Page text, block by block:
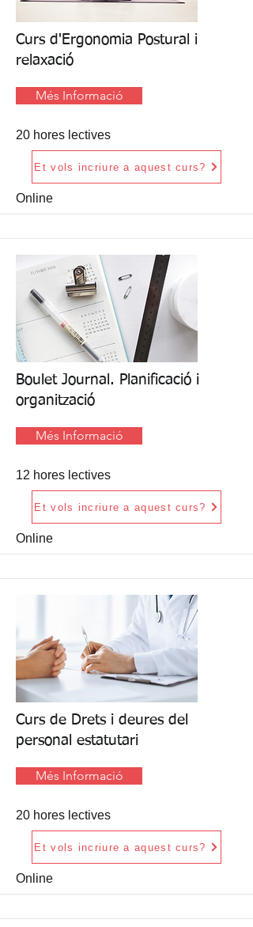
Curs d'Ergonomia Postural i
relaxació
Més Informació
20 hores lectives
Et vols incriure a aquest curs?
Online
Boulet Journal. Planificació i
organització
Més Informació
12 hores lectives
Et vols incriure a aquest curs?
Online
Curs de Drets i deures del
personal estatutari
Més Informació
20 hores lectives
Et vols incriure a aquest curs?
Online